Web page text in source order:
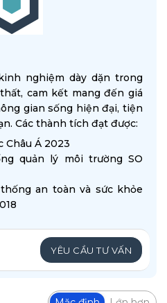
nghiệm dày dặn trong
cam kết mang đến giá
gian sống hiện đại, tiện
Các thành tích đạt được:
Châu Á 2023
quản lý môi trường SO
an toàn và sức khỏe
YÊU CẦU TƯ VẤN